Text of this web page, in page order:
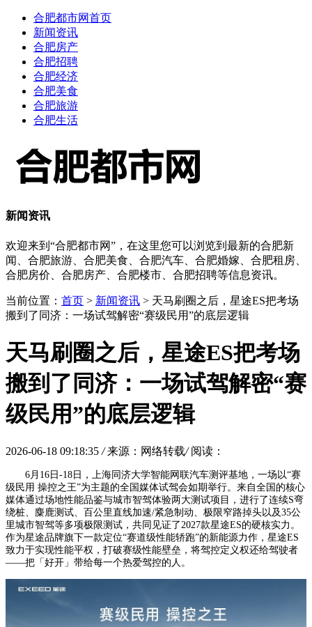
合肥都市网首页
新闻资讯
合肥房产
合肥招聘
合肥经济
合肥美食
合肥旅游
合肥生活
新闻资讯
欢迎来到“合肥都市网”，在这里您可以浏览到最新的合肥新
闻、合肥旅游、合肥美食、合肥汽车、合肥婚嫁、合肥租房、
合肥房价、合肥房产、合肥楼市、合肥招聘等信息资讯。
当前位置： 首页 > 新闻资讯 > 天马刷圈之后，星途ES把考场
搬到了同济：一场试驾解密“赛级民用”的底层逻辑
天马刷圈之后，星途ES把考场
搬到了同济：一场试驾解密“赛
级民用”的底层逻辑
2026-06-18 09:18:35/ 来源：网络转载/ 阅读：
6月16日-18日，上海同济大学智能网联汽车测评基地，一场以“赛
级民用 操控之王”为主题的全国媒体试驾会如期举行。来自全国的核心
媒体通过场地性能品鉴与城市智驾体验两大测试项目，进行了连续S弯
绕桩、麋鹿测试、百公里直线加速/紧急制动、极限窄路掉头以及35公
里城市智驾等多项极限测试，共同见证了2027款星途ES的硬核实力。
作为星途品牌旗下一款定位“赛道级性能轿跑”的新能源力作，星途ES
致力于实现性能平权，打破赛级性能壁垒，将驾控定义权还给驾驶者
——把「好开」带给每一个热爱驾控的人。